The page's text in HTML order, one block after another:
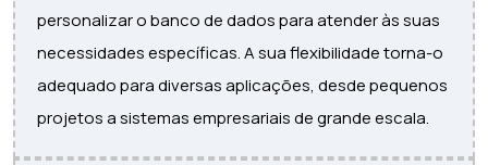
personalizar o banco de dados para atender às suas
necessidades específicas. A sua flexibilidade torna-o
adequado para diversas aplicações, desde pequenos
projetos a sistemas empresariais de grande escala.